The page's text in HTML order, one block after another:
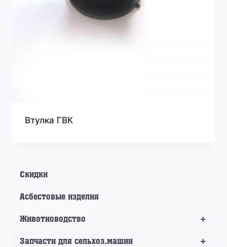
Втулка ГВК
Скидки
Асбестовые изделия
+
Животноводство
+
Запчасти для сельхоз.машин